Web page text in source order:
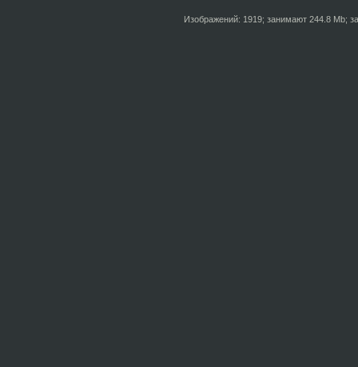
Изображений: 1919; занимают 244.8 Mb;